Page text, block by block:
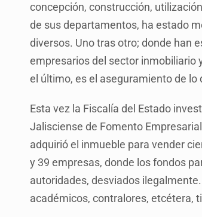
Sheinbaum
Resalta Fujimori
Asume Abelardo
Policías bajo la
Catean casa por
concepción, construcción,
de sus departamentos, ha estado
diversos. Uno tras otro; donde han
empresarios del sector inmobiliario
el último, es el aseguramiento de
Esta vez la Fiscalía del Estado
Jalisciense de Fomento
adquirió el inmueble para vender
y 39 empresas, donde los fondos
autoridades, desviados
académicos, contralores, etcétera,